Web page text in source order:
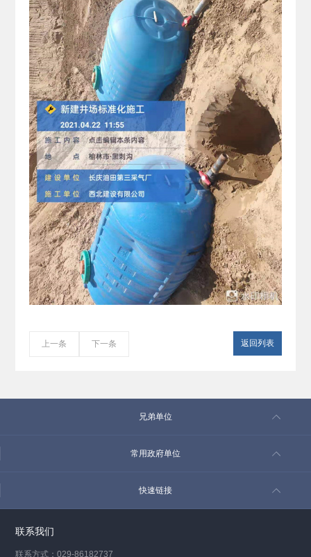
上一条 下一条 返回列表
兄弟单位
常用政府单位
快速链接
联系我们
联系方式：029-86182737